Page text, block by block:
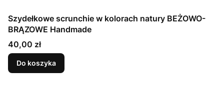
Szydełkowe scrunchie w kolorach natury BEŻOWO-
BRĄZOWE Handmade
Cena
40,00 zł
Do koszyka